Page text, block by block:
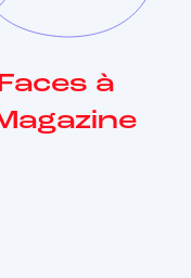
à